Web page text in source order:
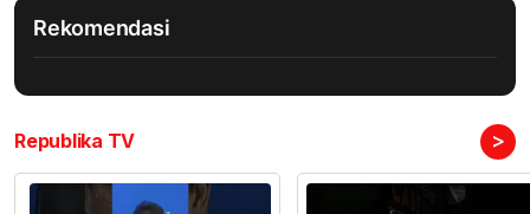
Rekomendasi
Republika TV >